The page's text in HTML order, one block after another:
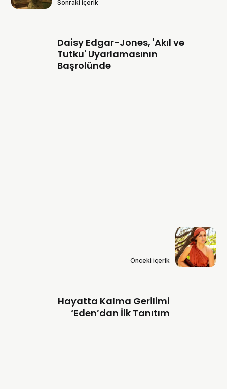
Sonraki içerik
Daisy Edgar-Jones, 'Akıl ve
Tutku' Uyarlamasının
Başrolünde
Önceki içerik
Hayatta Kalma Gerilimi
‘Eden’dan İlk Tanıtım